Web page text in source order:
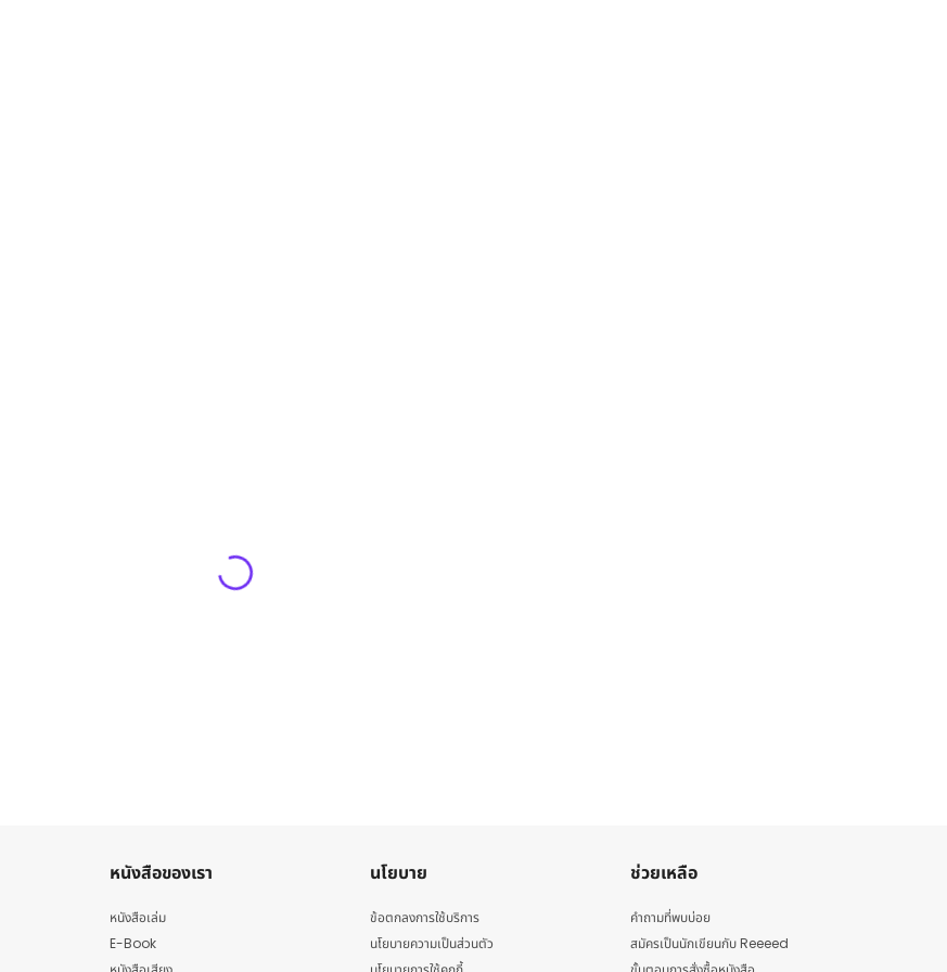
หนังสือของเรา
หนังสือเล่ม
E-Book
นโยบาย
ข้อตกลงการใช้บริการ
นโยบายความเป็นส่วนตัว
ช่วยเหลือ
คำถามที่พบบ่อย
สมัครเป็นนักเขียนกับ Reeeed